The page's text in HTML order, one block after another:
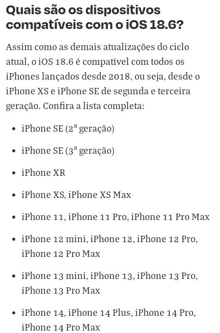
Quais são os dispositivos
compatíveis com o iOS 18.6?
Assim como as demais atualizações do ciclo
atual, o iOS 18.6 é compatível com todos os
iPhones lançados desde 2018, ou seja, desde o
iPhone XS e iPhone SE de segunda e terceira
geração. Confira a lista completa:
iPhone SE (2ª geração)
iPhone SE (3ª geração)
iPhone XR
iPhone XS, iPhone XS Max
iPhone 11, iPhone 11 Pro, iPhone 11 Pro Max
iPhone 12 mini, iPhone 12, iPhone 12 Pro,
iPhone 12 Pro Max
iPhone 13 mini, iPhone 13, iPhone 13 Pro,
iPhone 13 Pro Max
iPhone 14, iPhone 14 Plus, iPhone 14 Pro,
iPhone 14 Pro Max